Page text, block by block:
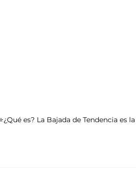
es? La Bajada de Tendencia